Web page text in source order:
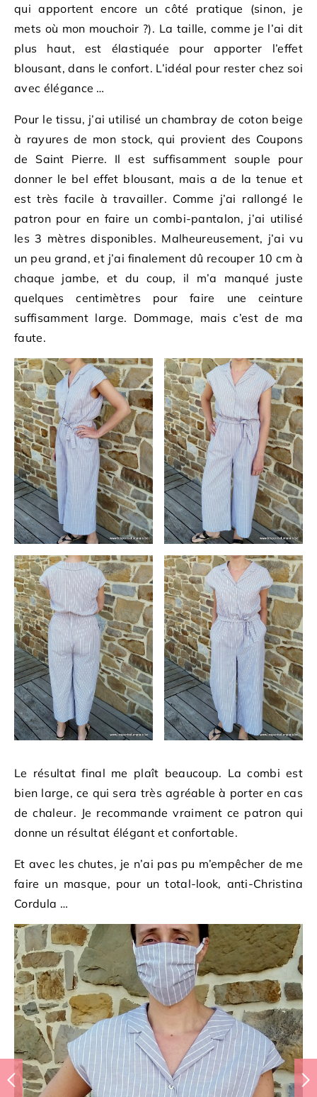
qui apportent encore un côté pratique (sinon, je
mets où mon mouchoir ?). La taille, comme je l’ai dit
plus haut, est élastiquée pour apporter l’effet
blousant, dans le confort. L’idéal pour rester chez soi
avec élégance …
Pour le tissu, j’ai utilisé un chambray de coton beige
à rayures de mon stock, qui provient des Coupons
de Saint Pierre. Il est suffisamment souple pour
donner le bel effet blousant, mais a de la tenue et
est très facile à travailler. Comme j’ai rallongé le
patron pour en faire un combi-pantalon, j’ai utilisé
les 3 mètres disponibles. Malheureusement, j’ai vu
un peu grand, et j’ai finalement dû recouper 10 cm à
chaque jambe, et du coup, il m’a manqué juste
quelques centimètres pour faire une ceinture
suffisamment large. Dommage, mais c’est de ma
faute.
Le résultat final me plaît beaucoup. La combi est
bien large, ce qui sera très agréable à porter en cas
de chaleur. Je recommande vraiment ce patron qui
donne un résultat élégant et confortable.
Et avec les chutes, je n’ai pas pu m’empêcher de me
faire un masque, pour un total-look, anti-Christina
Cordula …